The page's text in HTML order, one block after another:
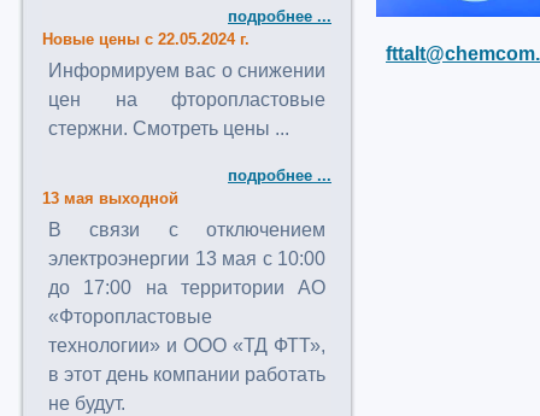
подробнее ...
Новые цены с 22.05.2024 г.
Информируем вас о снижении
цен на фторопластовые
стержни. Смотреть цены ...
подробнее ...
13 мая выходной
В связи с отключением
электроэнергии 13 мая с 10:00
до 17:00 на территории АО
«Фторопластовые
технологии» и ООО «ТД ФТТ»,
в этот день компании работать
не будут.